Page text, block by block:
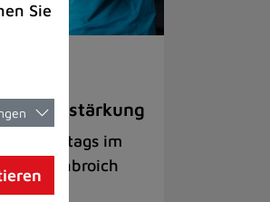
Verstärkung
montags im
Tiefenbroich
Sie